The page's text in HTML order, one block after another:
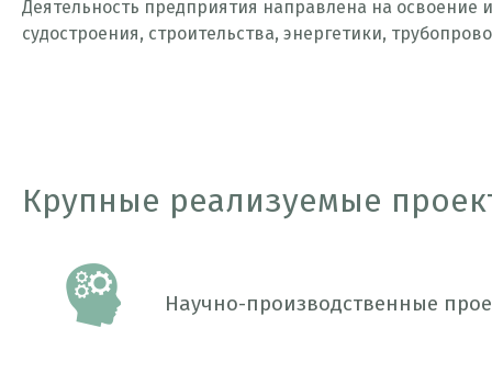
Деятельность предприятия направлена на
судостроения, строительства, энергетики,
Крупные реализуемые
Научно-производственные